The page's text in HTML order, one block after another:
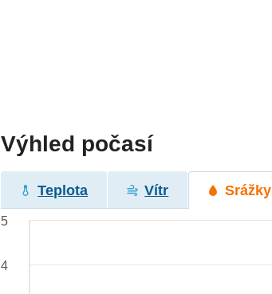
Výhled počasí
Teplota Vítr Srážky
5
4